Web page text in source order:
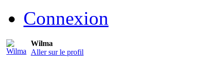
Connexion
Wilma
Aller sur le profil